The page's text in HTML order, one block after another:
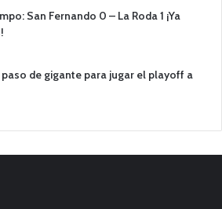
San Fernando 0 – La Roda 1 ¡Ya
de gigante para jugar el playoff a